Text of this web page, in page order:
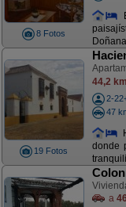
8 Fotos
19 Fotos
44,2 km
2-
47
donde
a